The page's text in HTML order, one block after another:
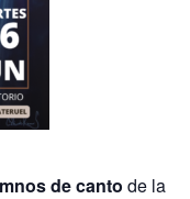
de canto de la